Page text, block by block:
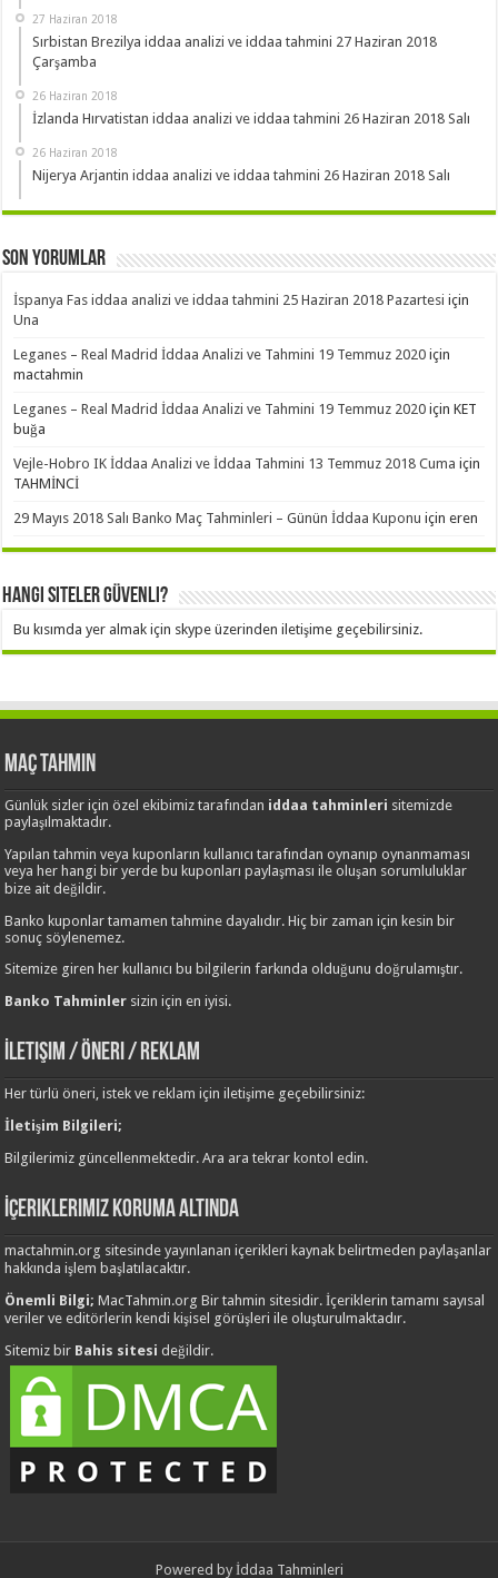
27 Haziran 2018
Sırbistan Brezilya iddaa analizi ve iddaa tahmini 27 Haziran 2018
Çarşamba
26 Haziran 2018
İzlanda Hırvatistan iddaa analizi ve iddaa tahmini 26 Haziran 2018 Salı
26 Haziran 2018
Nijerya Arjantin iddaa analizi ve iddaa tahmini 26 Haziran 2018 Salı
Son Yorumlar
İspanya Fas iddaa analizi ve iddaa tahmini 25 Haziran 2018 Pazartesi için
Una
Leganes – Real Madrid İddaa Analizi ve Tahmini 19 Temmuz 2020 için
mactahmin
Leganes – Real Madrid İddaa Analizi ve Tahmini 19 Temmuz 2020 içinKET
buğa
Vejle-Hobro IK İddaa Analizi ve İddaa Tahmini 13 Temmuz 2018 Cuma için
TAHMİNCİ
29 Mayıs 2018 Salı Banko Maç Tahminleri – Günün İddaa Kuponu içineren
Hangi Siteler Güvenli?
Bu kısımda yer almak için skype üzerinden iletişime geçebilirsiniz.
Maç Tahmin
Günlük sizler için özel ekibimiz tarafından iddaa tahminleri sitemizde
paylaşılmaktadır.
Yapılan tahmin veya kuponların kullanıcı tarafından oynanıp oynanmaması
veya her hangi bir yerde bu kuponları paylaşması ile oluşan sorumluluklar
bize ait değildir.
Banko kuponlar tamamen tahmine dayalıdır. Hiç bir zaman için kesin bir
sonuç söylenemez.
Sitemize giren her kullanıcı bu bilgilerin farkında olduğunu doğrulamıştır.
Banko Tahminler sizin için en iyisi.
İletişim / Öneri / Reklam
Her türlü öneri, istek ve reklam için iletişime geçebilirsiniz:
İletişim Bilgileri;
Bilgilerimiz güncellenmektedir. Ara ara tekrar kontol edin.
İçeriklerimiz Koruma Altında
mactahmin.org sitesinde yayınlanan içerikleri kaynak belirtmeden paylaşanlar
hakkında işlem başlatılacaktır.
Önemli Bilgi;MacTahmin.org Bir tahmin sitesidir. İçeriklerin tamamı sayısal
veriler ve editörlerin kendi kişisel görüşleri ile oluşturulmaktadır.
Sitemiz bir Bahis sitesi değildir.
Powered by İddaa Tahminleri